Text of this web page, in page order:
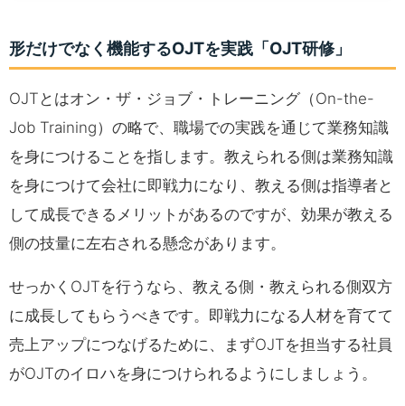
形だけでなく機能するOJTを実践「OJT研修」
OJTとはオン・ザ・ジョブ・トレーニング（On-the-
Job Training）の略で、職場での実践を通じて業務知識
を身につけることを指します。教えられる側は業務知識
を身につけて会社に即戦力になり、教える側は指導者と
して成長できるメリットがあるのですが、効果が教える
側の技量に左右される懸念があります。
せっかくOJTを行うなら、教える側・教えられる側双方
に成長してもらうべきです。即戦力になる人材を育てて
売上アップにつなげるために、まずOJTを担当する社員
がOJTのイロハを身につけられるようにしましょう。